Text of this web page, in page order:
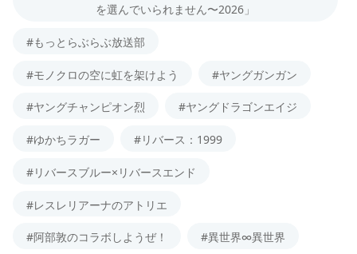
を選んでいられません〜2026」
#もっとらぶらぶ放送部
#モノクロの空に虹を架けよう #ヤングガンガン
#ヤングチャンピオン烈 #ヤングドラゴンエイジ
#ゆかちラガー #リバース：1999
#リバースブルー×リバースエンド
#レスレリアーナのアトリエ
#阿部敦のコラボしようぜ！ #異世界∞異世界